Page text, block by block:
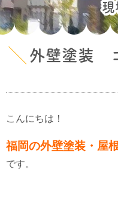
現
外壁塗装
こんにちは！
福岡の外壁塗装・屋
です。